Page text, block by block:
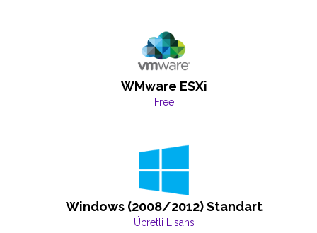
WMware ESXi
Free
Windows (2008/2012) Standart
Ücretli Lisans